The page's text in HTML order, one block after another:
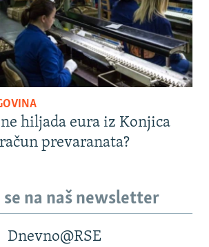
hiljada eura iz Konjica
prevaranata?
na naš newsletter
Dnevno@RSE